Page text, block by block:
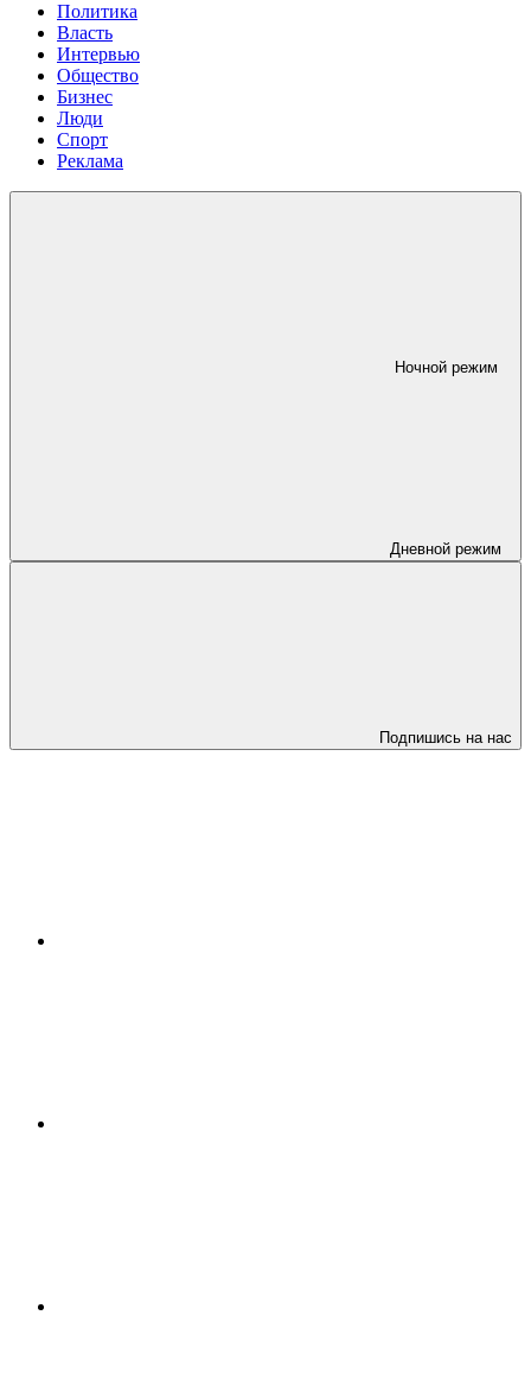
Политика
Власть
Интервью
Общество
Бизнес
Люди
Спорт
Реклама
Ночной режим
Дневной режим
Подпишись на нас